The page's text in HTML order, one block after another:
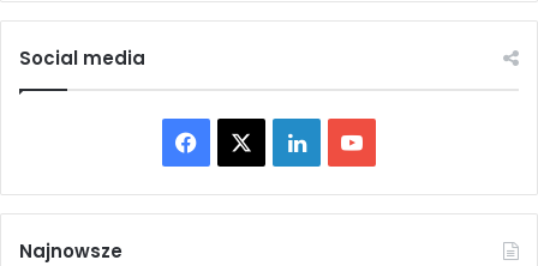
z
e
a
b
r
i
w
ż
e
z
a
Social media
a
L
i
o
Najnowsze